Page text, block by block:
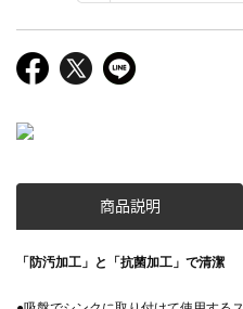
商品説明
「防汚加工」と「抗菌加工」で清潔